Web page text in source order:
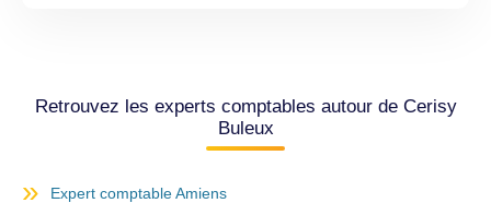
Retrouvez les experts comptables autour de Cerisy
Buleux
Expert comptable Amiens